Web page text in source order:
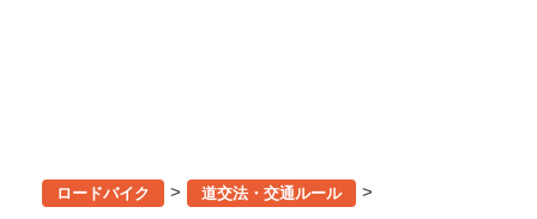
ロードバイク > 道交法・交通ルール >